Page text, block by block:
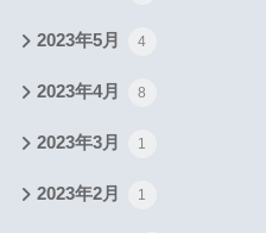
2023年5月 4
2023年4月 8
2023年3月 1
2023年2月 1